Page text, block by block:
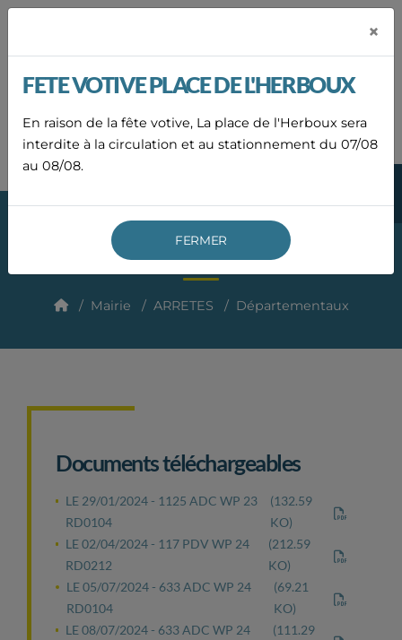
ACCUEILACTUALITÉSAGENDACONTACT
04
36
83
Départementaux
Mairie ARRETES Départementaux
Documents téléchargeables
LE 29/01/2024 - 1125 ADC WP 23
RD0104
(132.59
KO)
LE 02/04/2024 - 117 PDV WP 24
RD0212
(212.59
KO)
LE 05/07/2024 - 633 ADC WP 24
RD0104
(69.21
KO)
LE 08/07/2024 - 633 ADC WP 24
(111.29
×
FETE VOTIVE PLACE DE L'HERBOUX
En raison de la fête votive, La place de l'Herboux sera
interdite à la circulation et au stationnement du 07/08
au 08/08.
FERMER
Panneau de gestion des cookies